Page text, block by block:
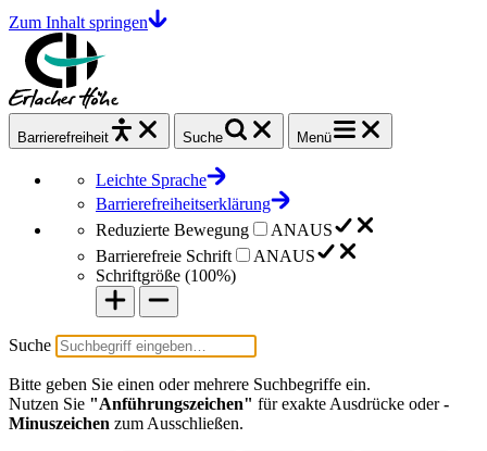
Zum Inhalt springen
Barrierefrei heit Suche Menü
Leichte Sprache
Barrierefreiheitserklärung
Reduzierte Bewegung
ANAUS
Barrierefreie Schrift
ANAUS
Schriftgröße (100%)
Suche
Bitte geben Sie einen oder mehrere Suchbegriffe ein.
Nutzen Sie "Anführungszeichen" für exakte Ausdrücke oder-
Minuszeichen zum Ausschließen.